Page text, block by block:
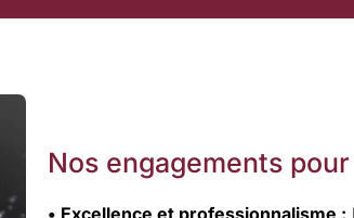
Nos engagements
• Excellence et professionnalisme :